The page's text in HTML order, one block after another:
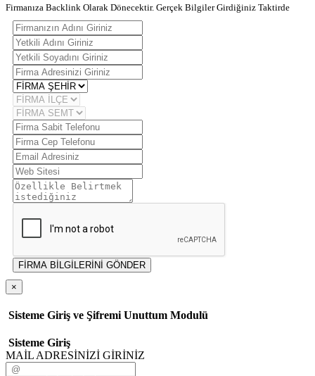
Firmanıza Backlink Olarak Dönecektir. Gerçek Bilgiler Girdiğiniz Taktirde
FİRMA BİLGİLERİNİ GÖNDER
×
Sisteme Giriş ve Şifremi Unuttum Modulü
Sisteme Giriş
MAİL ADRESİNİZİ GİRİNİZ